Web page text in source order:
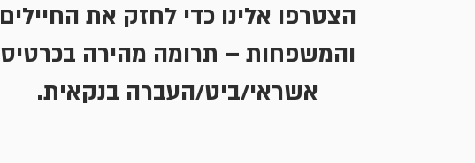
הצטרפו אלינו כדי לחזק את החיילים
והמשפחות – תרומה מהירה בכרטיס
אשראי/ביט/העברה בנקאית.